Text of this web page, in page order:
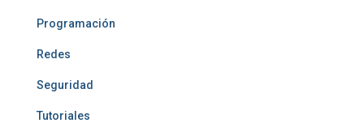
Programación
Redes
Seguridad
Tutoriales